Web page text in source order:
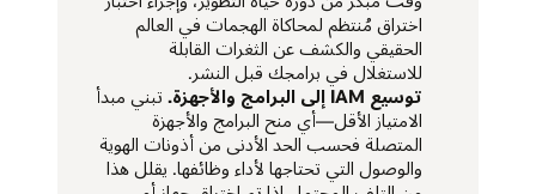
اختراق مُنتظم لمحاكاة الهجمات في العالم
الحقيقي والكشف عن الثغرات القابلة
للاستغلال في برامجك قبل النشر.
توسيع IAM إلى البرامج والأجهزة.
تبني مبدأ
الامتياز الأقل—أي منح البرامج والأجهزة
المتصلة فحسب الحد الأدنى من أذونات الهوية
والوصول التي تحتاجها لأداء وظائفها. يقلل هذا